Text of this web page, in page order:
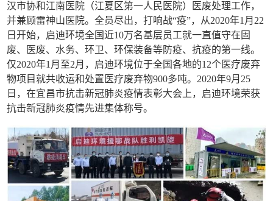
汉市协和江南医院（江夏区第一人民医院）医废处理工作，
并兼顾雷神山医院。全员尽出，打响战“疫”，从2020年1月22
日开始，启迪环境全国近10万名基层员工就一直值守在固
废、医废、水务、环卫、环保装备等防疫、抗疫的第一线。
仅2020年1月至2月，启迪环境位于全国各地的12个医疗废弃
物项目就共收运和处置医疗废弃物900多吨。2020年9月25
日，在宜昌市抗击新冠肺炎疫情表彰大会上，启迪环境荣获
抗击新冠肺炎疫情先进集体称号。